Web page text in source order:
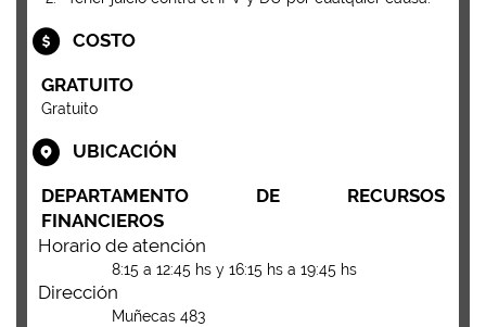
COSTO
GRATUITO
Gratuito
UBICACIÓN
DEPARTAMENTO DE RECURSOS
FINANCIEROS
Horario de atención
8:15 a 12:45 hs y 16:15 hs a 19:45 hs
Dirección
Muñecas 483